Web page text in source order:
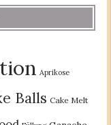
Aprikose
Balls Cake Melt